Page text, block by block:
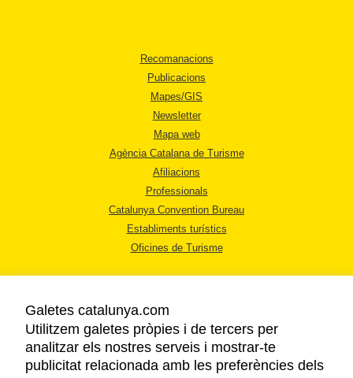
Recomanacions
Publicacions
Mapes/GIS
Newsletter
Mapa web
Agència Catalana de Turisme
Afiliacions
Professionals
Catalunya Convention Bureau
Establiments turístics
Oficines de Turisme
AVÍS LEGAL
Galetes catalunya.com
Utilitzem galetes pròpies i de tercers per
analitzar els nostres serveis i mostrar-te
publicitat relacionada amb les preferències dels